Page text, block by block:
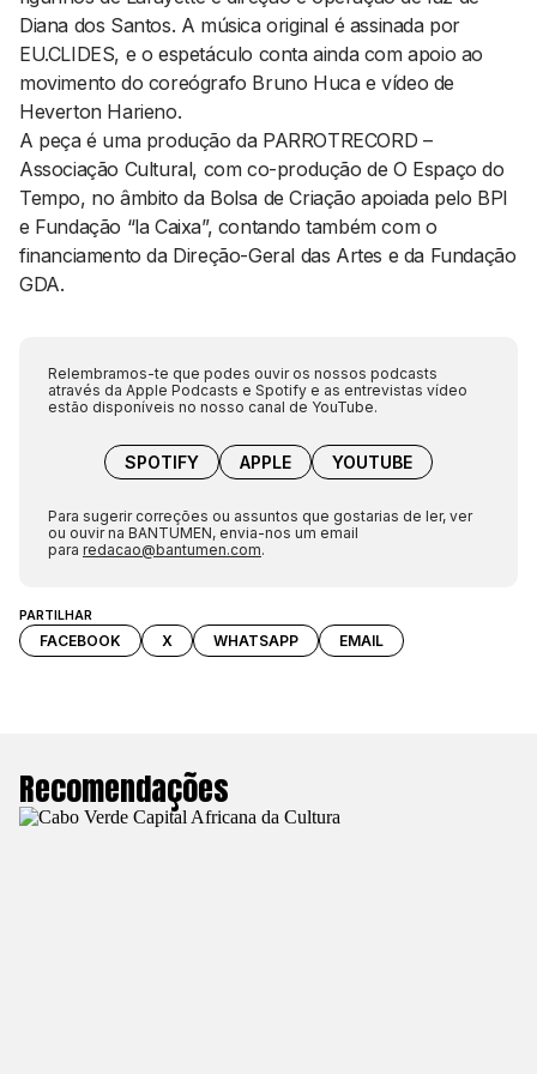
PARTILHAR
FACEBOOK X WHATSAPP EMAIL
Diana dos Santos. A música original é assinada por
EU.CLIDES, e o espetáculo conta ainda com apoio ao
movimento do coreógrafo Bruno Huca e vídeo de
Heverton Harieno.
A peça é uma produção da PARROTRECORD –
Associação Cultural, com co-produção de O Espaço do
Tempo, no âmbito da Bolsa de Criação apoiada pelo BPI
e Fundação “la Caixa”, contando também com o
financiamento da Direção-Geral das Artes e da Fundação
GDA.
Relembramos-te que podes ouvir os nossos podcasts
através da Apple Podcasts e Spotify e as entrevistas vídeo
estão disponíveis no nosso canal de YouTube.
SPOTIFY APPLE YOUTUBE
Para sugerir correções ou assuntos que gostarias de ler, ver
ou ouvir na BANTUMEN, envia-nos um email
para redacao@bantumen.com.
Recomendações